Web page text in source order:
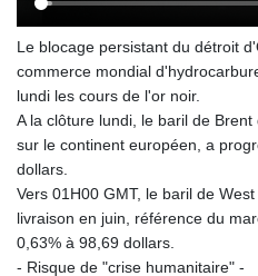
Le blocage persistant du détroit
commerce mondial
lundi les cours de l'or noir.
A la clôture lundi, le baril de
sur le continent européen, a
dollars.
Vers 01H00 GMT, le baril de
livraison en juin, référence du
0,63% à 98,69 dollars.
- Risque de "crise humanitaire" -